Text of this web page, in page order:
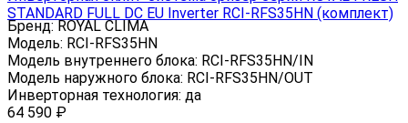
STANDARD FULL DC EU Inverter RCI-RFS35HN (комплект)
Бренд: ROYAL CLIMA
Модель: RCI-RFS35HN
Модель внутреннего блока: RCI-RFS35HN/IN
Модель наружного блока: RCI-RFS35HN/OUT
Инверторная технология: да
64 590 ₽